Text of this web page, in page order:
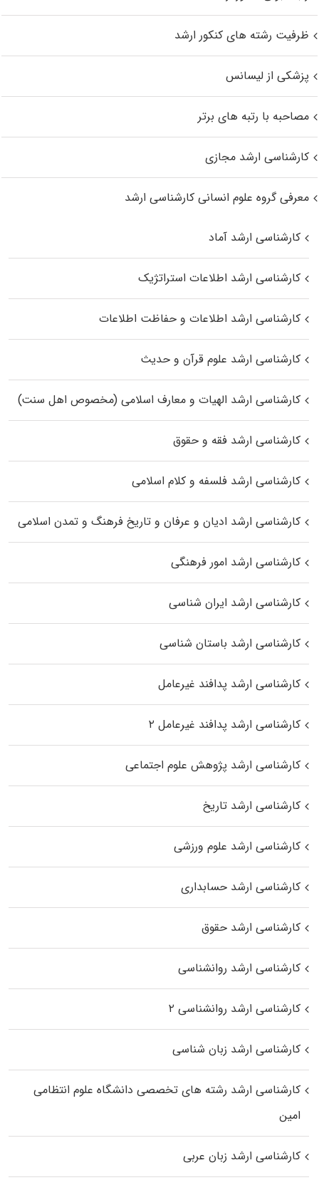
ظرفیت رشته های کنکور ارشد
پزشکی از لیسانس
مصاحبه با رتبه های برتر
کارشناسی ارشد مجازی
معرفی گروه علوم انسانی کارشناسی ارشد
کارشناسی ارشد آماد
کارشناسی ارشد اطلاعات استراتژیک
کارشناسی ارشد اطلاعات و حفاظت اطلاعات
کارشناسی ارشد علوم قرآن و حدیث
کارشناسی ارشد الهیات و معارف اسلامی (مخصوص اهل سنت)
کارشناسی ارشد فقه و حقوق
کارشناسی ارشد فلسفه و کلام اسلامی
کارشناسی ارشد ادیان و عرفان و تاریخ فرهنگ و تمدن اسلامی
کارشناسی ارشد امور فرهنگی
کارشناسی ارشد ایران شناسی
کارشناسی ارشد باستان شناسی
کارشناسی ارشد پدافند غیرعامل
کارشناسی ارشد پدافند غیرعامل ۲
کارشناسی ارشد پژوهش علوم اجتماعی
کارشناسی ارشد تاریخ
کارشناسی ارشد علوم ورزشی
کارشناسی ارشد حسابداری
کارشناسی ارشد حقوق
کارشناسی ارشد روانشناسی
کارشناسی ارشد روانشناسی ۲
کارشناسی ارشد زبان شناسی
کارشناسی ارشد رﺷﺘﻪ ﻫﺎی تخصصی داﻧﺸﮕﺎه ﻋﻠﻮم انتظامی
اﻣﻴﻦ
کارشناسی ارشد زبان عربی